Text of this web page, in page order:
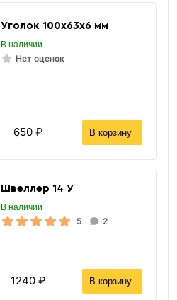
Уголок 100х63х6 мм
В наличии
Нет оценок
650 ₽ В корзину
Швеллер 14 У
В наличии
5 2
1240 ₽ В корзину